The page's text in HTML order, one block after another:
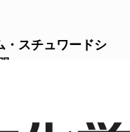
・スチュワードシ